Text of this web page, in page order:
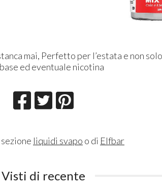
mai, Perfetto per l’estata e non
ed eventuale nicotina
liquidi svapo o di Elfbar
Visti di recente